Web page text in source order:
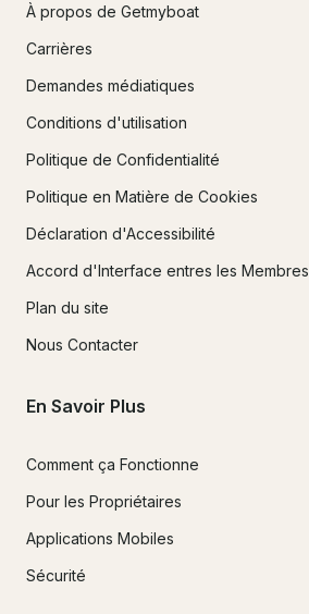
À propos de Getmyboat
Carrières
Demandes médiatiques
Conditions d'utilisation
Politique de Confidentialité
Politique en Matière de Cookies
Déclaration d'Accessibilité
Accord d'Interface entres les Membres
Plan du site
Nous Contacter
En Savoir Plus
Comment ça Fonctionne
Pour les Propriétaires
Applications Mobiles
Sécurité